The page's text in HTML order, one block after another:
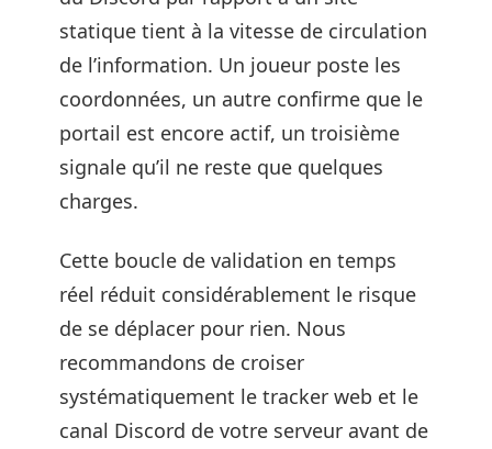
statique tient à la vitesse de circulation
de l’information. Un joueur poste les
coordonnées, un autre confirme que le
portail est encore actif, un troisième
signale qu’il ne reste que quelques
charges.
Cette boucle de validation en temps
réel réduit considérablement le risque
de se déplacer pour rien. Nous
recommandons de croiser
systématiquement le tracker web et le
canal Discord de votre serveur avant de